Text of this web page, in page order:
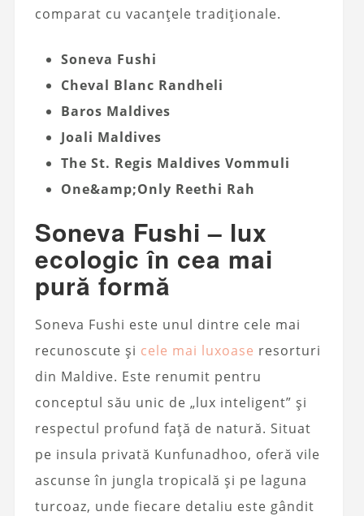
comparat cu vacanțele tradiționale.
Soneva Fushi
Cheval Blanc Randheli
Baros Maldives
Joali Maldives
The St. Regis Maldives Vommuli
One&amp;Only Reethi Rah
Soneva Fushi – lux
ecologic în cea mai
pură formă
Soneva Fushi este unul dintre cele mai
recunoscute și cele mai luxoase resorturi
din Maldive. Este renumit pentru
conceptul său unic de „lux inteligent” și
respectul profund față de natură. Situat
pe insula privată Kunfunadhoo, oferă vile
ascunse în jungla tropicală și pe laguna
turcoaz, unde fiecare detaliu este gândit